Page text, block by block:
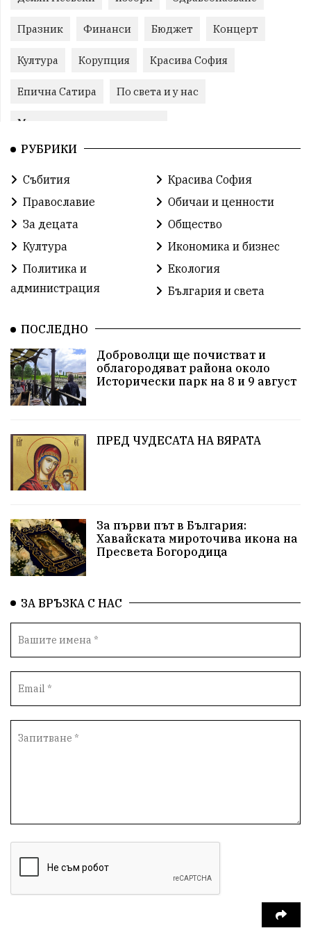
Празник Финанси Бюджет Концерт
Култура Корупция Красива София
Епична Сатира По света и у нас
Международни отношения
конституционен съд
българската общност Исторически парк
Доброволци Слатина
Икономика Красива България измама
Европа Актуално Туризъм Бизнес
абсурд Здравословно хранене
Коледа Чиста София
Софийски общински съвет
Общински съвет Величие Финландия
Образование Борисов Кольо Парамов
Автопоход Костинброд
Столичен общински съвет Маратон кауза
сбъдната мечта
Счетоводство Референдум Вот на недоверие
Дарение Политическа журналистика
Съпричастност Парламент Транспорт
РУБРИКИ
Събития
Красива София
Православие
Обичаи и ценности
За децата
Общество
Култура
Икономика и бизнес
Политика и
администрация
Екология
България и света
ПОСЛЕДНО
Доброволци ще почистват и
облагородяват района около
Исторически парк на 8 и 9 август
ПРЕД ЧУДЕСАТА НА ВЯРАТА
За първи път в България:
Хавайската мироточива икона на
Пресвета Богородица
ЗА ВРЪЗКА С НАС